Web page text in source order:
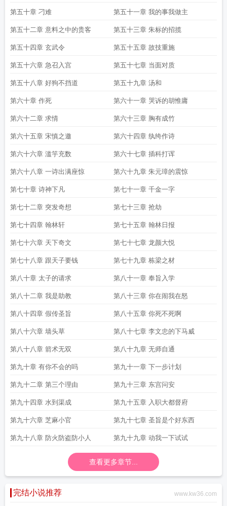
第五十章 刁难 第五十一章 我的事我做主
第五十二章 意料之中的贵客 第五十三章 朱标的招揽
第五十四章 玄武令 第五十五章 故技重施
第五十六章 急召入宫 第五十七章 当面对质
第五十八章 好狗不挡道 第五十九章 汤和
第六十章 作死 第六十一章 哭诉的胡惟庸
第六十二章 求情 第六十三章 胸有成竹
第六十五章 宋慎之邀 第六十四章 纨绔作诗
第六十六章 滥竽充数 第六十七章 插科打诨
第六十八章 一诗出满座惊 第六十九章 朱元璋的震惊
第七十章 诗神下凡 第七十一章 千金一字
第七十二章 突发奇想 第七十三章 抢劫
第七十四章 翰林轩 第七十五章 翰林日报
第七十六章 天下奇文 第七十七章 龙颜大悦
第七十八章 跟天子要钱 第七十九章 栋梁之材
第八十章 太子的请求 第八十一章 奉旨入学
第八十二章 我是助教 第八十三章 你在闹我在怒
第八十四章 假传圣旨 第八十五章 你死不死啊
第八十六章 墙头草 第八十七章 李文忠的下马威
第八十八章 箭术无双 第八十九章 无师自通
第九十章 有你不会的吗 第九十一章 下一步计划
第九十二章 第三个理由 第九十三章 东宫问安
第九十四章 水到渠成 第九十五章 入职大都督府
第九十六章 芝麻小官 第九十七章 圣旨是个好东西
第九十八章 防火防盗防小人 第九十九章 动我一下试试
查看更多章节...
完结小说推荐 www.kw36.com